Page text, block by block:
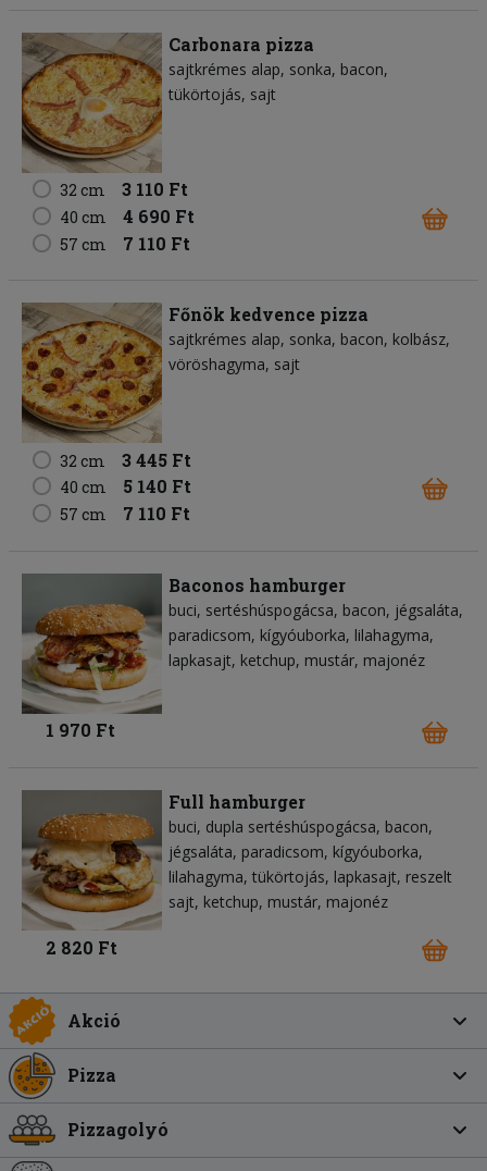
Carbonara pizza
sajtkrémes alap sonka bacon
tükörtojás sajt
32 cm 3 110 Ft
40 cm 4 690 Ft
57 cm 7 110 Ft
Főnök kedvence pizza
sajtkrémes alap sonka bacon kolbász
vöröshagyma sajt
32 cm 3 445 Ft
40 cm 5 140 Ft
57 cm 7 110 Ft
Baconos hamburger
buci sertéshúspogácsa bacon jégsaláta
paradicsom kígyóuborka lilahagyma
lapkasajt ketchup mustár majonéz
1 970 Ft
Full hamburger
buci dupla sertéshúspogácsa bacon
jégsaláta paradicsom kígyóuborka
lilahagyma tükörtojás lapkasajt reszelt
sajt ketchup mustár majonéz
2 820 Ft
Akció
Pizza
Pizzagolyó